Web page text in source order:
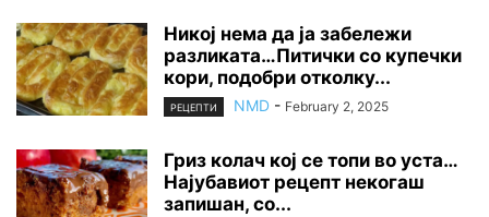
Никој нема да ја забележи
разликата…Питички со купечки
кори, подобри отколку...
РЕЦЕПТИ NMD - February 2, 2025
Гриз колач кој се топи во уста…
Најубавиот рецепт некогаш
запишан, со...